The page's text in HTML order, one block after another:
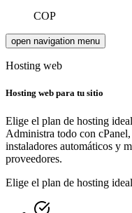
COP
open navigation menu
Hosting web
Hosting web para tu sitio
Elige el plan de hosting
Administra todo con
instaladores automáticos y
proveedores.
Elige el plan de hosting